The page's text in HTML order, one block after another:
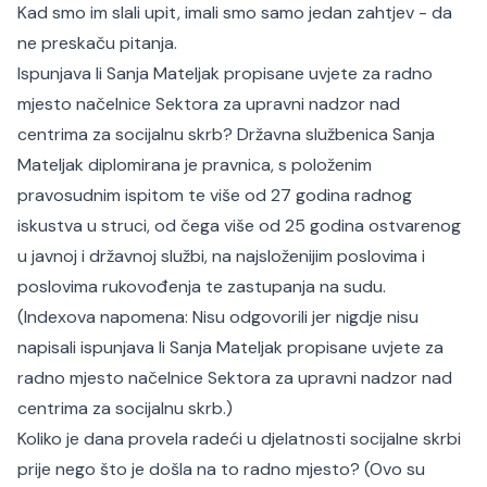
Kad smo im slali upit, imali smo samo jedan zahtjev - da
ne preskaču pitanja.
Ispunjava li Sanja Mateljak propisane uvjete za radno
mjesto načelnice Sektora za upravni nadzor nad
centrima za socijalnu skrb? Državna službenica Sanja
Mateljak diplomirana je pravnica, s položenim
pravosudnim ispitom te više od 27 godina radnog
iskustva u struci, od čega više od 25 godina ostvarenog
u javnoj i državnoj službi, na najsloženijim poslovima i
poslovima rukovođenja te zastupanja na sudu.
(Indexova napomena: Nisu odgovorili jer nigdje nisu
napisali ispunjava li Sanja Mateljak propisane uvjete za
radno mjesto načelnice Sektora za upravni nadzor nad
centrima za socijalnu skrb.)
Koliko je dana provela radeći u djelatnosti socijalne skrbi
prije nego što je došla na to radno mjesto? (Ovo su